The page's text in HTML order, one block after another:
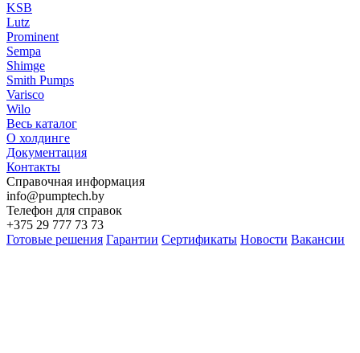
KSB
Lutz
Prominent
Sempa
Shimge
Smith Pumps
Varisco
Wilo
Весь каталог
О холдинге
Документация
Контакты
Справочная информация
info@pumptech.by
Телефон для справок
+375 29 777 73 73
Готовые решения Гарантии Сертификаты Новости Вакансии